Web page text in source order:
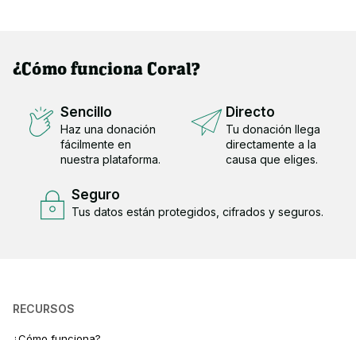
¿Cómo funciona Coral?
Sencillo
Haz una donación
fácilmente en
nuestra plataforma.
Directo
Tu donación llega
directamente a la
causa que eliges.
Seguro
Tus datos están protegidos, cifrados y seguros.
RECURSOS